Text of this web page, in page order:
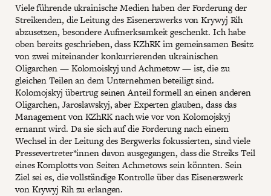
Viele führende ukrainische Medien haben der Forderung der
Streikenden, die Leitung des Eisenerzwerks von Krywyj Rih
abzusetzen, besondere Aufmerksamkeit geschenkt. Ich habe
oben bereits geschrieben, dass KZhRK im gemeinsamen Besitz
von zwei miteinander konkurrierenden ukrainischen
Oligarchen — Kolomoiskyj und Achmetow — ist, die zu
gleichen Teilen an dem Unternehmen beteiligt sind.
Kolomojskyj übertrug seinen Anteil formell an einen anderen
Oligarchen, Jaroslawskyj, aber Experten glauben, dass das
Management von KZhRK nach wie vor von Kolomojskyj
ernannt wird. Da sie sich auf die Forderung nach einem
Wechsel in der Leitung des Bergwerks fokussierten, sind viele
Pressevertreter*innen davon ausgegangen, dass die Streiks Teil
eines Komplotts von Seiten Achmetows sein könnten. Sein
Ziel sei es, die vollständige Kontrolle über das Eisenerzwerk
von Krywyj Rih zu erlangen.